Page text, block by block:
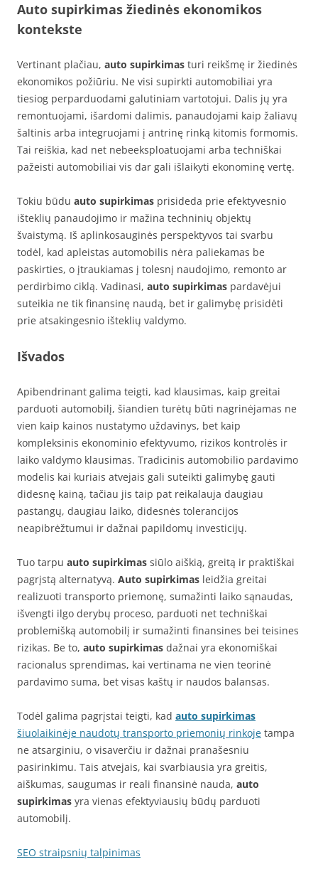
Auto supirkimas žiedinės ekonomikos
kontekste
Vertinant plačiau, auto supirkimas turi reikšmę ir žiedinės
ekonomikos požiūriu. Ne visi supirkti automobiliai yra
tiesiog perparduodami galutiniam vartotojui. Dalis jų yra
remontuojami, išardomi dalimis, panaudojami kaip žaliavų
šaltinis arba integruojami į antrinę rinką kitomis formomis.
Tai reiškia, kad net nebeeksploatuojami arba techniškai
pažeisti automobiliai vis dar gali išlaikyti ekonominę vertę.
Tokiu būdu auto supirkimas prisideda prie efektyvesnio
išteklių panaudojimo ir mažina techninių objektų
švaistymą. Iš aplinkosauginės perspektyvos tai svarbu
todėl, kad apleistas automobilis nėra paliekamas be
paskirties, o įtraukiamas į tolesnį naudojimo, remonto ar
perdirbimo ciklą. Vadinasi, auto supirkimas pardavėjui
suteikia ne tik finansinę naudą, bet ir galimybę prisidėti
prie atsakingesnio išteklių valdymo.
Išvados
Apibendrinant galima teigti, kad klausimas, kaip greitai
parduoti automobilį, šiandien turėtų būti nagrinėjamas ne
vien kaip kainos nustatymo uždavinys, bet kaip
kompleksinis ekonominio efektyvumo, rizikos kontrolės ir
laiko valdymo klausimas. Tradicinis automobilio pardavimo
modelis kai kuriais atvejais gali suteikti galimybę gauti
didesnę kainą, tačiau jis taip pat reikalauja daugiau
pastangų, daugiau laiko, didesnės tolerancijos
neapibrėžtumui ir dažnai papildomų investicijų.
Tuo tarpu auto supirkimas siūlo aiškią, greitą ir praktiškai
pagrįstą alternatyvą. Auto supirkimas leidžia greitai
realizuoti transporto priemonę, sumažinti laiko sąnaudas,
išvengti ilgo derybų proceso, parduoti net techniškai
problemišką automobilį ir sumažinti finansines bei teisines
rizikas. Be to, auto supirkimas dažnai yra ekonomiškai
racionalus sprendimas, kai vertinama ne vien teorinė
pardavimo suma, bet visas kaštų ir naudos balansas.
Todėl galima pagrįstai teigti, kad auto supirkimas
šiuolaikinėje naudotų transporto priemonių rinkoje tampa
ne atsarginiu, o visaverčiu ir dažnai pranašesniu
pasirinkimu. Tais atvejais, kai svarbiausia yra greitis,
aiškumas, saugumas ir reali finansinė nauda, auto
supirkimas yra vienas efektyviausių būdų parduoti
automobilį.
SEO straipsnių talpinimas